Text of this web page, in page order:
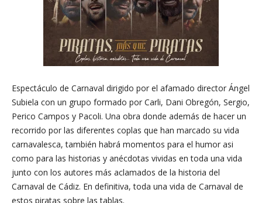
Espectáculo de Carnaval dirigido por el afamado director Ángel
Subiela con un grupo formado por Carli, Dani Obregón, Sergio,
Perico Campos y Pacoli. Una obra donde además de hacer un
recorrido por las diferentes coplas que han marcado su vida
carnavalesca, también habrá momentos para el humor asi
como para las historias y anécdotas vividas en toda una vida
junto con los autores más aclamados de la historia del
Carnaval de Cádiz. En definitiva, toda una vida de Carnaval de
estos piratas sobre las tablas.